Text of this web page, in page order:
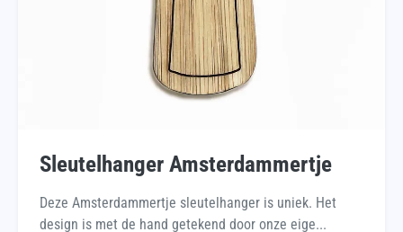
Sleutelhanger Amsterdammertje
Deze Amsterdammertje sleutelhanger is uniek. Het
design is met de hand getekend door onze eige...